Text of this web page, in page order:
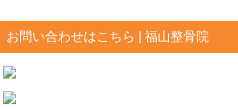
お問い合わせはこちら | 福山整骨院